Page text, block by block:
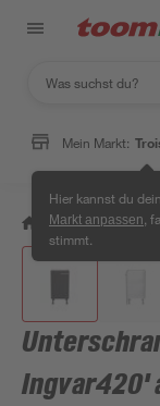
Mein Markt:
Hier kannst du
Markt anpassen ,
stimmt.
/ Wohnen &
Ingvar420'